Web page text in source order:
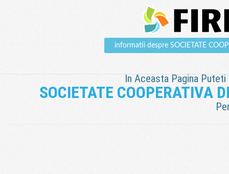
informatii despre SOCIETATE
In Aceasta Pagina
SOCIETATE COOPERATIVA